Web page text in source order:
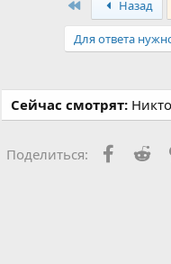
ПервыйНазад
Для ответа
Сейчас смотрят:
Поделиться: